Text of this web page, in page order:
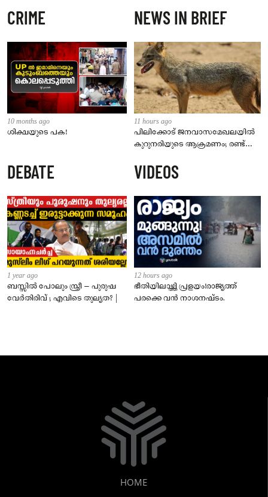
CRIME
10 months ago
ശിക്ഷയുടെ പക!
NEWS IN BRIEF
11 hours ago
പിലിക്കോട് ജനവാസമേഖലയിൽ
കുറുനരിയുടെ ആക്രമണം; രണ്ട്
നിർദേശം നൽകി പഞ്ചായത്ത്
DEBATE
1 year ago
ബസ്സിൽ പോലും സ്ത്രീ – പുരുഷ
വേർതിരിവ് ; എവിടെ തുല്യത? |
VIDEOS
12 hours ago
ഭീതിയിലാഴ്ത്തി പ്രളയം!രാജ്യത്ത്
പരക്കെ വൻ നാശനഷ്ടം.
HOME